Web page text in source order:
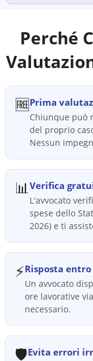
Perché
🆓Prima
Chiunque può
del proprio
Nessun
📊Verifica
L'avvocato
spese dello
2026) e ti
⚡Risposta
Un avvocato
ore lavorative
necessario.
🛡️Evita errori